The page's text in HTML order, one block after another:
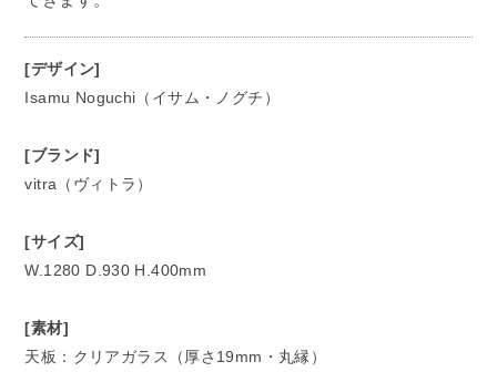
[デザイン]
Isamu Noguchi（イサム・ノグチ）
[ブランド]
vitra（ヴィトラ）
[サイズ]
W.1280 D.930 H.400mm
[素材]
天板：クリアガラス（厚さ19mm・丸縁）